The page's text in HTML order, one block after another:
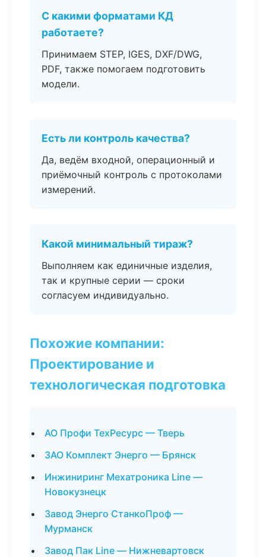
С какими форматами КД
работаете?
Принимаем STEP, IGES, DXF/DWG,
PDF, также помогаем подготовить
модели.
Есть ли контроль качества?
Да, ведём входной, операционный и
приёмочный контроль с протоколами
измерений.
Какой минимальный тираж?
Выполняем как единичные изделия,
так и крупные серии — сроки
согласуем индивидуально.
Похожие компании:
Проектирование и
технологическая подготовка
АО Профи ТехРесурс — Тверь
ЗАО Комплект Энерго — Брянск
Инжиниринг Мехатроника Line —
Новокузнецк
Завод Энерго СтанкоПроф —
Мурманск
Завод Пак Line — Нижневартовск